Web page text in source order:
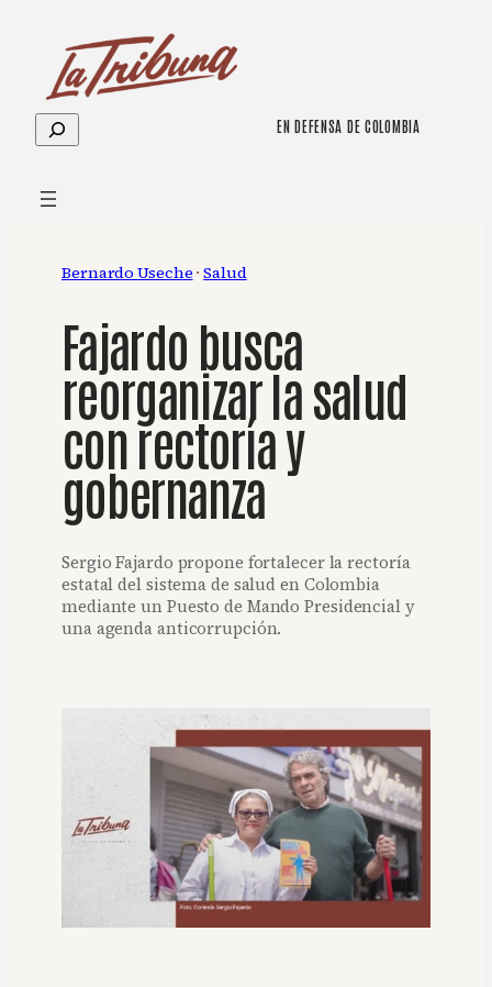
contenido
Buscar EN DEFENSA DE COLOMBIA
Bernardo Useche · Salud
Fajardo busca
reorganizar la salud
con rectoría y
gobernanza
Sergio Fajardo propone fortalecer la rectoría
estatal del sistema de salud en Colombia
mediante un Puesto de Mando Presidencial y
una agenda anticorrupción.